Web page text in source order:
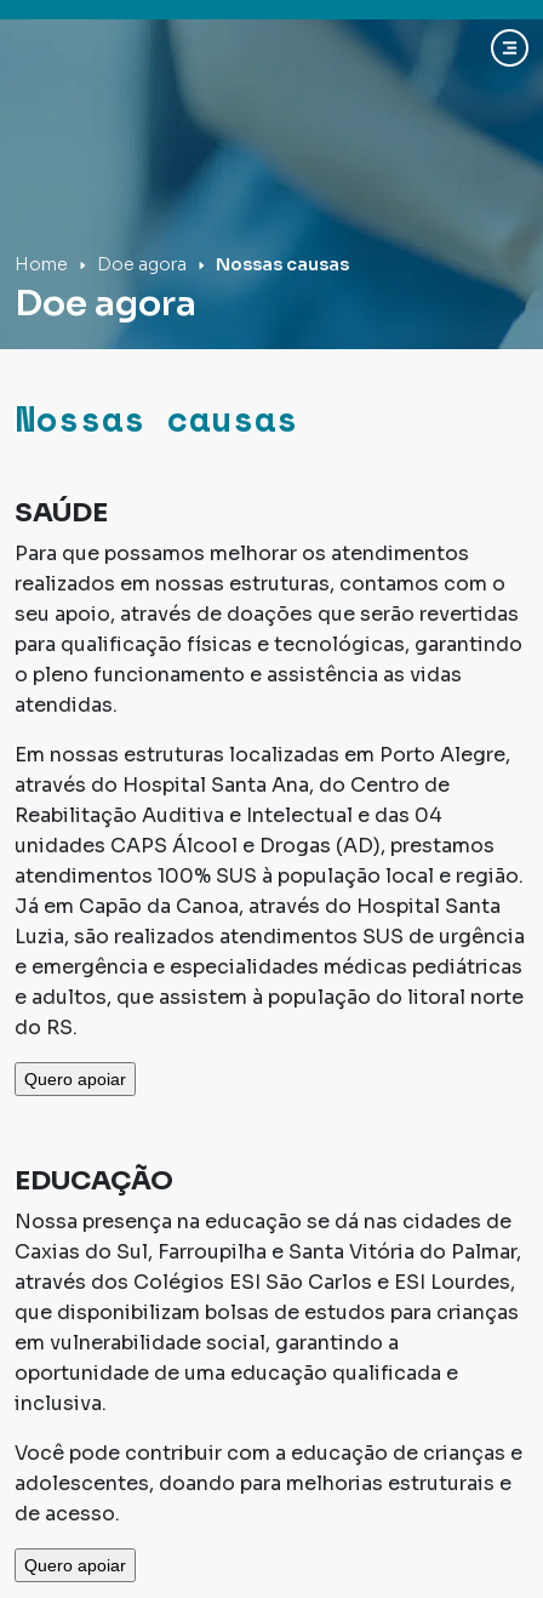
Home Doe agora Nossas causas
Doe agora
Nossas causas
SAÚDE
Para que possamos melhorar os atendimentos
realizados em nossas estruturas, contamos com o
seu apoio, através de doações que serão revertidas
para qualificação físicas e tecnológicas, garantindo
o pleno funcionamento e assistência as vidas
atendidas.
Em nossas estruturas localizadas em Porto Alegre,
através do Hospital Santa Ana, do Centro de
Reabilitação Auditiva e Intelectual e das 04
unidades CAPS Álcool e Drogas (AD), prestamos
atendimentos 100% SUS à população local e região.
Já em Capão da Canoa, através do Hospital Santa
Luzia, são realizados atendimentos SUS de urgência
e emergência e especialidades médicas pediátricas
e adultos, que assistem à população do litoral norte
do RS.
EDUCAÇÃO
Nossa presença na educação se dá nas cidades de
Caxias do Sul, Farroupilha e Santa Vitória do Palmar,
através dos Colégios ESI São Carlos e ESI Lourdes,
que disponibilizam bolsas de estudos para crianças
em vulnerabilidade social, garantindo a
oportunidade de uma educação qualificada e
inclusiva.
Você pode contribuir com a educação de crianças e
adolescentes, doando para melhorias estruturais e
de acesso.